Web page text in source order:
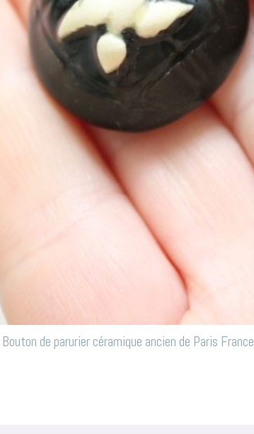
de parurier céramique ancien de Paris